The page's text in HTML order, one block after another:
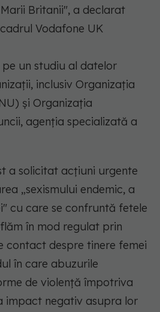
Britanii", a declarat
Vodafone UK
un studiu al datelor
inclusiv Organizația
și Organizația
agenția specializată a
a solicitat acțiuni urgente
„sexismului endemic, a
cu care se confruntă fetele
în mod regulat prin
contact despre tinere femei
în care abuzurile
de violență împotriva
impact negativ asupra lor